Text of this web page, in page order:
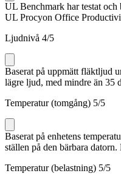
UL Benchmark har testat och
UL Procyon Office
Ljudnivå 4/5
Baserat på uppmätt fläktljud
lägre ljud, med mindre än 35
Temperatur (tomgång) 5/5
Baserat på enhetens
ställen på den bärbara
Temperatur (belastning) 5/5